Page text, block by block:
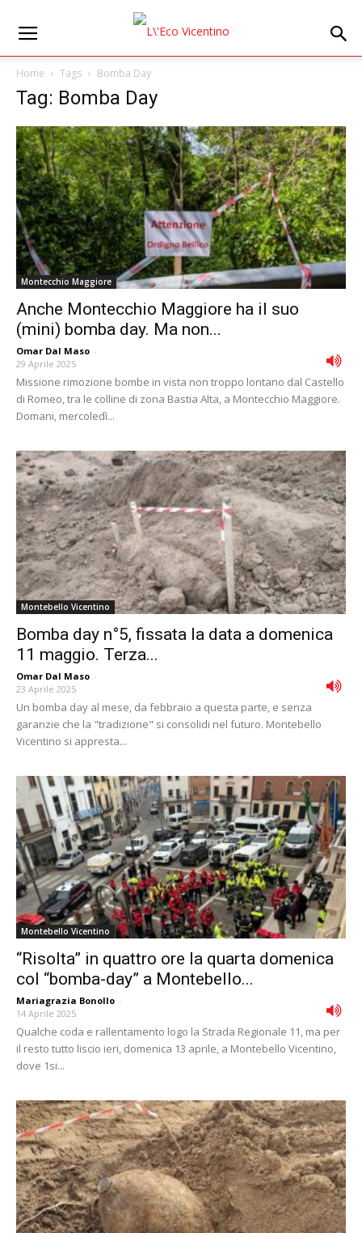
Home Tags Bomba Day
Tag: Bomba Day
Montecchio Maggiore
Anche Montecchio Maggiore ha il suo
(mini) bomba day. Ma non...
Omar Dal Maso -
29 Aprile 2025
Missione rimozione bombe in vista non troppo lontano dal Castello
di Romeo, tra le colline di zona Bastia Alta, a Montecchio Maggiore.
Domani, mercoledì...
Montebello Vicentino
Bomba day n°5, fissata la data a domenica
11 maggio. Terza...
Omar Dal Maso -
23 Aprile 2025
Un bomba day al mese, da febbraio a questa parte, e senza
garanzie che la "tradizione" si consolidi nel futuro. Montebello
Vicentino si appresta...
Montebello Vicentino
“Risolta” in quattro ore la quarta domenica
col “bomba-day” a Montebello...
Mariagrazia Bonollo -
14 Aprile 2025
Qualche coda e rallentamento logo la Strada Regionale 11, ma per
il resto tutto liscio ieri, domenica 13 aprile, a Montebello Vicentino,
dove 1si...